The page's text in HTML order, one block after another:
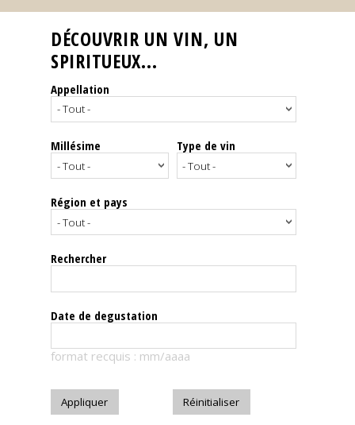
Reportages
Nos
Spiritueux
Notes
dégustation
Le
magazine
Télécharger
DÉCOUVRIR UN VIN, UN
SPIRITUEUX...
Appellation
Millésime Type de vin
Région et pays
Rechercher
Date de degustation
format recquis : mm/aaaa